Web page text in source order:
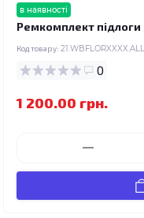
в наявності
Ремкомплект
Код товару:
0
1 200.00 грн.